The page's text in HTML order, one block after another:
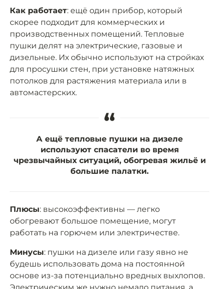
Как работает: ещё один прибор, который
скорее подходит для коммерческих и
производственных помещений. Тепловые
пушки делят на электрические, газовые и
дизельные. Их обычно используют на стройках
для просушки стен, при установке натяжных
потолков для растяжения материала или в
автомастерских.
“
А ещё тепловые пушки на дизеле
используют спасатели во время
чрезвычайных ситуаций, обогревая жильё и
большие палатки.
Плюсы: высокоэффективны — легко
обогревают большое помещение, могут
работать на горючем или электричестве.
Минусы: пушки на дизеле или газу явно не
будешь использовать дома на постоянной
основе из-за потенциально вредных выхлопов.